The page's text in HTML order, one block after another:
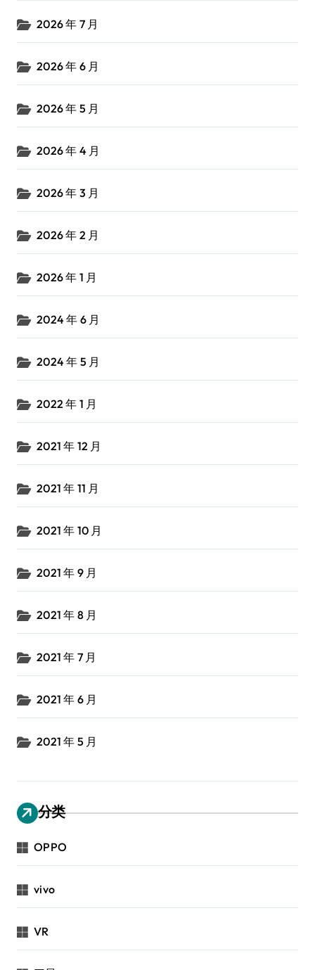
2026 年 7 月
2026 年 6 月
2026 年 5 月
2026 年 4 月
2026 年 3 月
2026 年 2 月
2026 年 1 月
2024 年 6 月
2024 年 5 月
2022 年 1 月
2021 年 12 月
2021 年 11 月
2021 年 10 月
2021 年 9 月
2021 年 8 月
2021 年 7 月
2021 年 6 月
2021 年 5 月
分类
OPPO
vivo
VR